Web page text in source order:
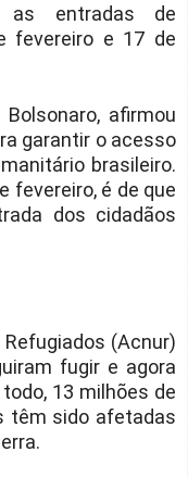
as entradas de
fevereiro e 17 de
afirmou
garantir o acesso
brasileiro.
fevereiro, é de que
dos cidadãos
Refugiados (Acnur)
fugir e agora
13 milhões de
têm sido afetadas